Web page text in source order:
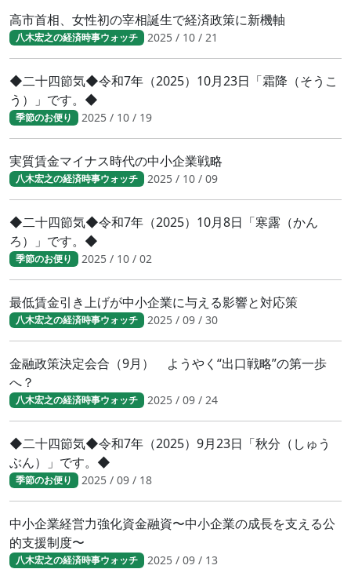
高市首相、女性初の宰相誕生で経済政策に新機軸
八木宏之の経済時事ウォッチ 2025 / 10 / 21
◆二十四節気◆令和7年（2025）10月23日「霜降（そうこ
う）」です。◆
季節のお便り 2025 / 10 / 19
実質賃金マイナス時代の中小企業戦略
八木宏之の経済時事ウォッチ 2025 / 10 / 09
◆二十四節気◆令和7年（2025）10月8日「寒露（かん
ろ）」です。◆
季節のお便り 2025 / 10 / 02
最低賃金引き上げが中小企業に与える影響と対応策
八木宏之の経済時事ウォッチ 2025 / 09 / 30
金融政策決定会合（9月） ようやく“出口戦略”の第一歩
へ？
八木宏之の経済時事ウォッチ 2025 / 09 / 24
◆二十四節気◆令和7年（2025）9月23日「秋分（しゅう
ぶん）」です。◆
季節のお便り 2025 / 09 / 18
中小企業経営力強化資金融資〜中小企業の成長を支える公
的支援制度〜
八木宏之の経済時事ウォッチ 2025 / 09 / 13